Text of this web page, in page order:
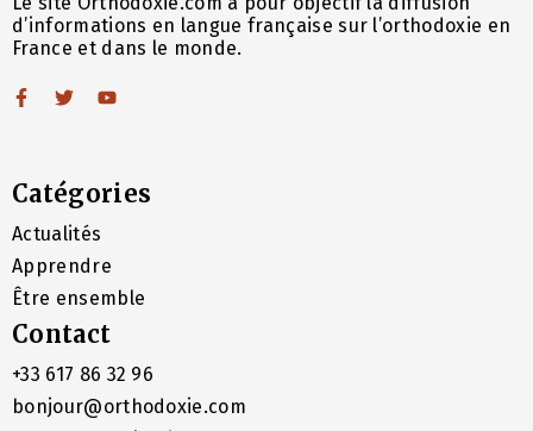
d’informations en langue française sur l’orthodoxie en
France et dans le monde.
Catégories
Actualités
Apprendre
Être ensemble
Contact
+33 617 86 32 96
bonjour@orthodoxie.com